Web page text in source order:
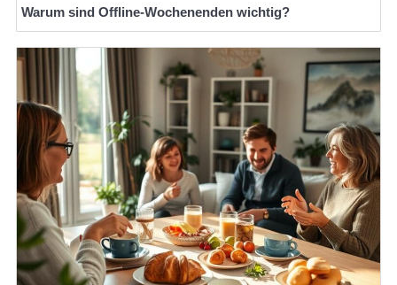
Warum sind Offline-Wochenenden wichtig?